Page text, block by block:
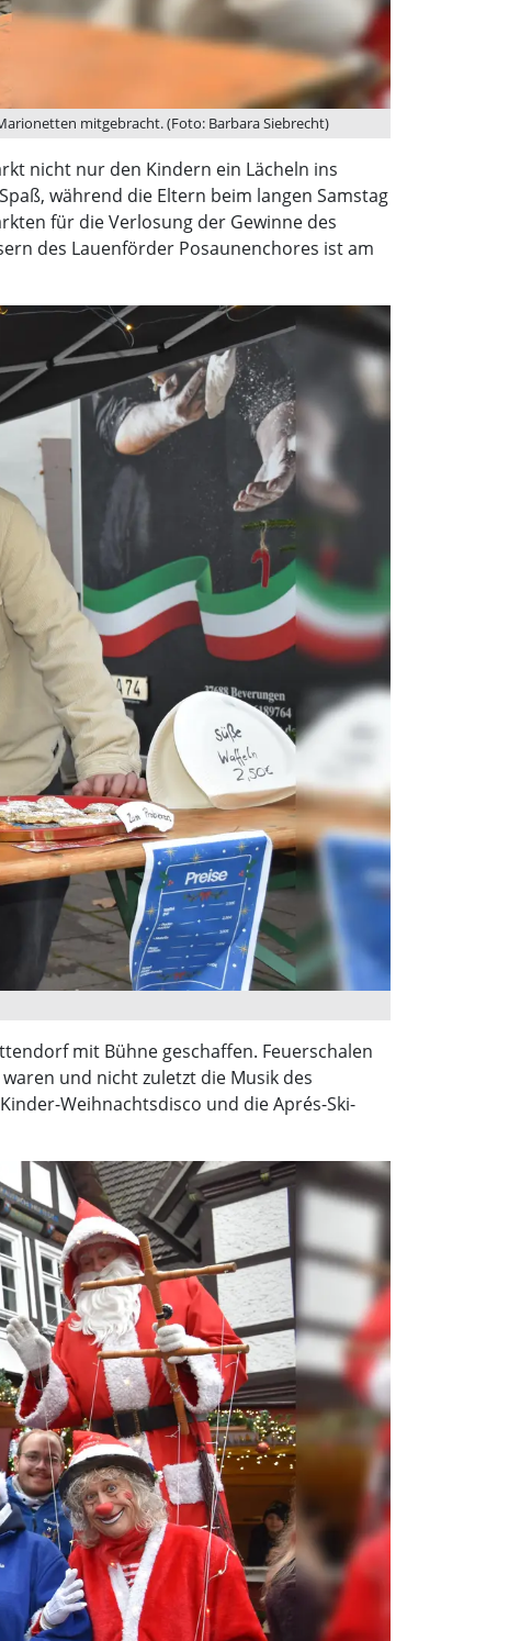
mitgebracht. (Foto: Barbara Siebrecht)
nicht nur den Kindern ein Lächeln ins
während die Eltern beim langen Samstag
für die Verlosung der Gewinne des
des Lauenförder Posaunenchores ist am
mit Bühne geschaffen. Feuerschalen
und nicht zuletzt die Musik des
Weihnachtsdisco und die Aprés-Ski-